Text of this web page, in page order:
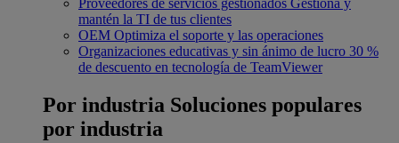
mantén la TI de tus clientes
OEM Optimiza el soporte y las operaciones
Organizaciones educativas y sin ánimo de lucro 30 %
de descuento en tecnología de TeamViewer
Por industria Soluciones populares
por industria